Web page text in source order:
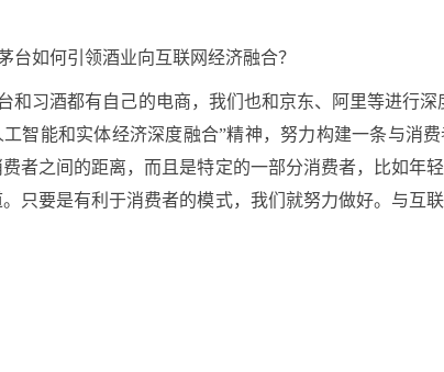
台如何引领酒业向互联网经济融合？
和习酒都有自己的电商，我们也和京东、阿里等进行
智能和实体经济深度融合”精神，努力构建一条与消
者之间的距离，而且是特定的一部分消费者，比如年
只要是有利于消费者的模式，我们就努力做好。与互